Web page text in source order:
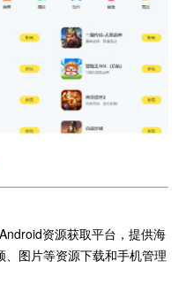
资源获取平台，提供海
图片等资源下载和手机管理